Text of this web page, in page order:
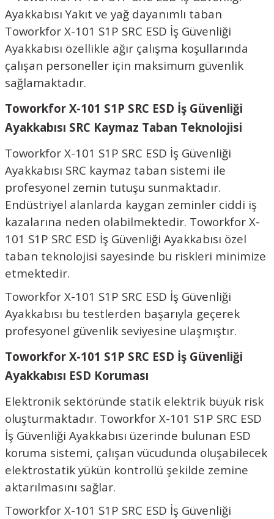
Ayakkabısı Yakıt ve yağ dayanımlı taban
Toworkfor X-101 S1P SRC ESD İş Güvenliği
Ayakkabısı özellikle ağır çalışma koşullarında
çalışan personeller için maksimum güvenlik
sağlamaktadır.
Toworkfor X-101 S1P SRC ESD İş Güvenliği
Ayakkabısı SRC Kaymaz Taban Teknolojisi
Toworkfor X-101 S1P SRC ESD İş Güvenliği
Ayakkabısı SRC kaymaz taban sistemi ile
profesyonel zemin tutuşu sunmaktadır.
Endüstriyel alanlarda kaygan zeminler ciddi iş
kazalarına neden olabilmektedir. Toworkfor X-
101 S1P SRC ESD İş Güvenliği Ayakkabısı özel
taban teknolojisi sayesinde bu riskleri minimize
etmektedir.
Toworkfor X-101 S1P SRC ESD İş Güvenliği
Ayakkabısı bu testlerden başarıyla geçerek
profesyonel güvenlik seviyesine ulaşmıştır.
Toworkfor X-101 S1P SRC ESD İş Güvenliği
Ayakkabısı ESD Koruması
Elektronik sektöründe statik elektrik büyük risk
oluşturmaktadır. Toworkfor X-101 S1P SRC ESD
İş Güvenliği Ayakkabısı üzerinde bulunan ESD
koruma sistemi, çalışan vücudunda oluşabilecek
elektrostatik yükün kontrollü şekilde zemine
aktarılmasını sağlar.
Toworkfor X-101 S1P SRC ESD İş Güvenliği